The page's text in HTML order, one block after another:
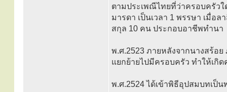
ตามประเพณีไทยที่ว่าครอบครัว
มารดา เป็นเวลา 1 พรรษา เมื่อ
สกุล 10 คน ประกอบอาชีพทำนา
พ.ศ.2523 ภายหลังจากนางสร้อ
แยกย้ายไปมีครอบครัว ทำให้เกิ
พ.ศ.2524 ได้เข้าพิธีอุปสมบทเ